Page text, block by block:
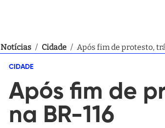
Notícias / Cidade / Após fim de protesto,
CIDADE
Após fim de
na BR-116